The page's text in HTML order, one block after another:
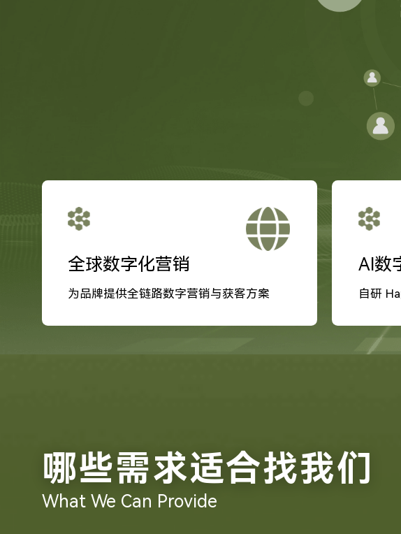
全球数字化营销
为品牌提供全链路数字营销与获客方案
AI数
自研
哪些需求适合找我们
What We Can Provide